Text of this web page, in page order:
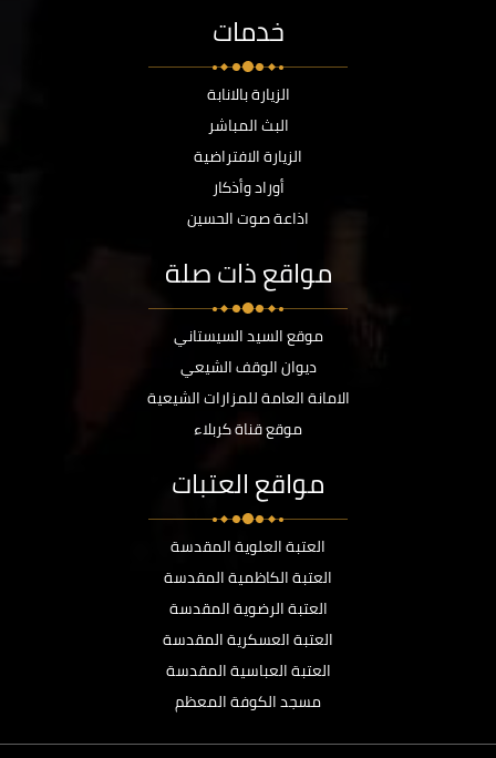
خدمات
الزيارة بالانابة
البث المباشر
الزيارة الافتراضية
أوراد وأذكار
اذاعة صوت الحسين
مواقع ذات صلة
موقع السيد السيستاني
ديوان الوقف الشيعي
الامانة العامة للمزارات الشيعية
موقع قناة كربلاء
مواقع العتبات
العتبة العلوية المقدسة
العتبة الكاظمية المقدسة
العتبة الرضوية المقدسة
العتبة العسكرية المقدسة
العتبة العباسية المقدسة
مسجد الكوفة المعظم